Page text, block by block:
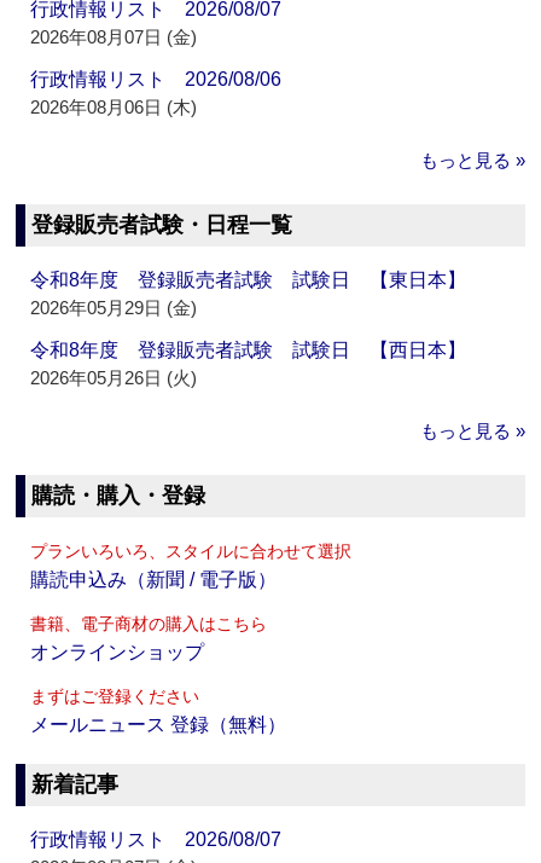
行政情報リスト 2026/08/07
2026年08月07日 (金)
行政情報リスト 2026/08/06
2026年08月06日 (木)
もっと見る »
登録販売者試験・日程一覧
令和8年度 登録販売者試験 試験日 【東日本】
2026年05月29日 (金)
令和8年度 登録販売者試験 試験日 【西日本】
2026年05月26日 (火)
もっと見る »
購読・購入・登録
プランいろいろ、スタイルに合わせて選択
購読申込み（新聞 / 電子版）
書籍、電子商材の購入はこちら
オンラインショップ
まずはご登録ください
メールニュース 登録（無料）
新着記事
行政情報リスト 2026/08/07